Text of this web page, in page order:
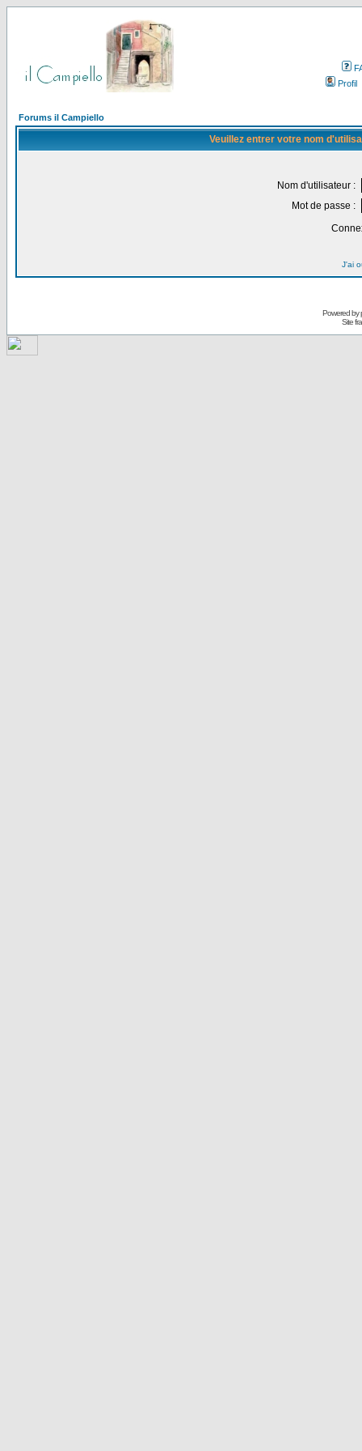
Profil
Forums il Campiello
Veuillez entrer votre nom
Nom d'utilisateur :
Mot de passe :
J'ai
Powered by
Site